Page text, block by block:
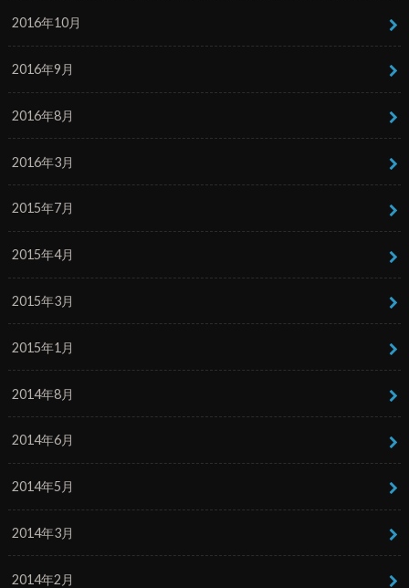
2016年10月
2016年9月
2016年8月
2016年3月
2015年7月
2015年4月
2015年3月
2015年1月
2014年8月
2014年6月
2014年5月
2014年3月
2014年2月